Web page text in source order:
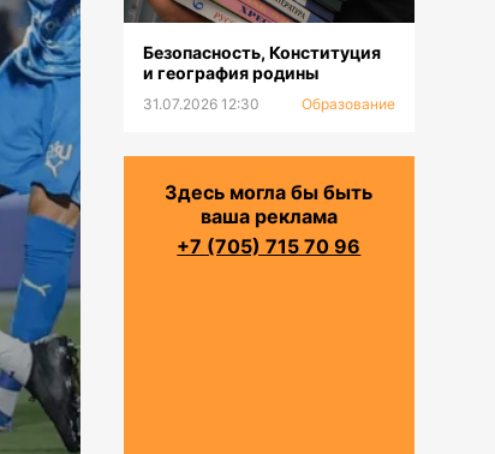
Безопасность, Конституция
и география родины
31.07.2026 12:30 Образование
Здесь могла бы быть
ваша реклама
+7 (705) 715 70 96